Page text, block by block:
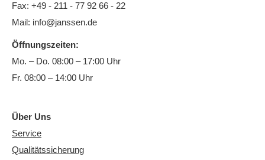
Fax: +49 - 211 - 77 92 66 - 22
Mail: info@janssen.de
Öffnungszeiten:
Mo. – Do. 08:00 – 17:00 Uhr
Fr. 08:00 – 14:00 Uhr
Über Uns
Service
Qualitätssicherung